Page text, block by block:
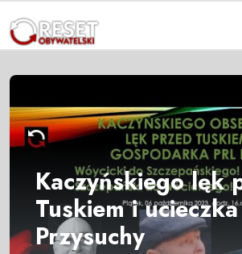
Kaczyńskiego lęk
Tuskiem i
Przysuchy